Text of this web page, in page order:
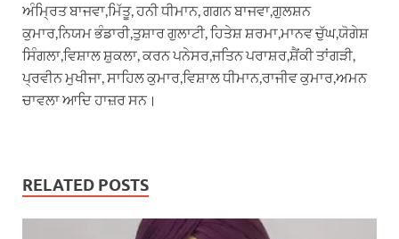
ਅੰਮ੍ਰਿਤ ਬਾਜਵਾ,ਮਿੱਤੂ, ਹਨੀ ਧੀਮਾਨ, ਗਗਨ ਬਾਜਵਾ,ਗੁਲਸ਼ਨ
ਕੁਮਾਰ,ਨਿਯਮ ਭੰਡਾਰੀ,ਤੁਸ਼ਾਰ ਗੁਲਾਟੀ, ਹਿਤੇਸ਼ ਸ਼ਰਮਾ,ਮਾਨਵ ਚੁੱਘ,ਯੋਗੇਸ਼
ਸਿੰਗਲਾ,ਵਿਸ਼ਾਲ ਸ਼ੁਕਲਾ, ਕਰਨ ਪਨੇਸਰ,ਜਤਿਨ ਪਰਾਸ਼ਰ,ਸ਼ੈਂਕੀ ਤਾਂਗੜੀ,
ਪ੍ਰਵੀਨ ਮੁਖੀਜਾ, ਸਾਹਿਲ ਕੁਮਾਰ,ਵਿਸ਼ਾਲ ਧੀਮਾਨ,ਰਾਜੀਵ ਕੁਮਾਰ,ਅਮਨ
ਚਾਵਲਾ ਆਦਿ ਹਾਜ਼ਰ ਸਨ।
RELATED POSTS